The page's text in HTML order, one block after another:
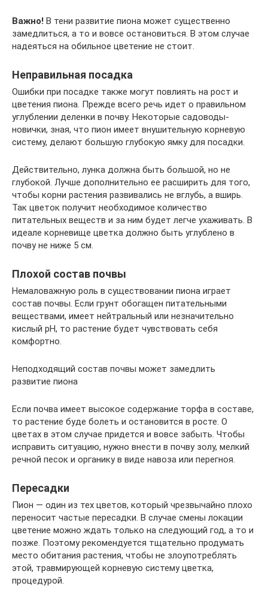
Важно! В тени развитие пиона может существенно
замедлиться, а то и вовсе остановиться. В этом случае
надеяться на обильное цветение не стоит.
Неправильная посадка
Ошибки при посадке также могут повлиять на рост и
цветения пиона. Прежде всего речь идет о правильном
углублении деленки в почву. Некоторые садоводы-
новички, зная, что пион имеет внушительную корневую
систему, делают большую глубокую ямку для посадки.
Действительно, лунка должна быть большой, но не
глубокой. Лучше дополнительно ее расширить для того,
чтобы корни растения развивались не вглубь, а вширь.
Так цветок получит необходимое количество
питательных веществ и за ним будет легче ухаживать. В
идеале корневище цветка должно быть углублено в
почву не ниже 5 см.
Плохой состав почвы
Немаловажную роль в существовании пиона играет
состав почвы. Если грунт обогащен питательными
веществами, имеет нейтральный или незначительно
кислый рН, то растение будет чувствовать себя
комфортно.
Неподходящий состав почвы может замедлить
развитие пиона
Если почва имеет высокое содержание торфа в составе,
то растение буде болеть и остановится в росте. О
цветах в этом случае придется и вовсе забыть. Чтобы
исправить ситуацию, нужно внести в почву золу, мелкий
речной песок и органику в виде навоза или перегноя.
Пересадки
Пион — один из тех цветов, который чрезвычайно плохо
переносит частые пересадки. В случае смены локации
цветение можно ждать только на следующий год, а то и
позже. Поэтому рекомендуется тщательно продумать
место обитания растения, чтобы не злоупотреблять
этой, травмирующей корневую систему цветка,
процедурой.